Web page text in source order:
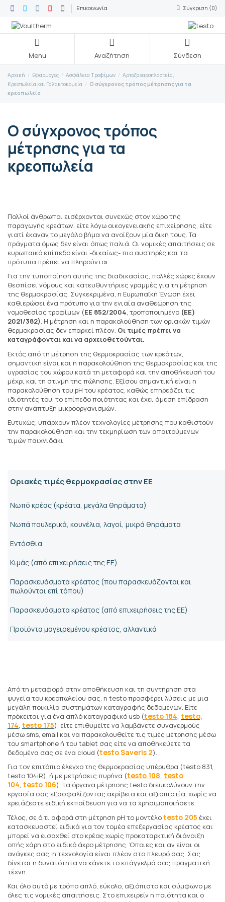
Επικοινωνία Σύγκριση (0)
Menu Αναζήτηση Σύνδεση
Αρχική Εφαρμογές Ασφάλεια Τροφίμων
Αρτοζαχαροπλαστεία,
Κρεοπωλεία και Γαλακτοκομεία
Ο σύγχρονος τρόπος μέτρησης για τα
κρεοπωλεία
Ο σύγχρονος τρόπος
μέτρησης για τα
κρεοπωλεία
Πολλοί άνθρωποι εισέρχονται συνεχώς στον χώρο της
παραγωγής κρεάτων, είτε λόγω οικογενειακής επιχείρησης, είτε
γιατί έκαναν το μεγάλο βήμα να ανοίξουν μία δική τους. Τα
πράγματα όμως δεν είναι όπως παλιά. Οι νομικές απαιτήσεις σε
ευρωπαϊκό επίπεδο είναι -δικαίως- πιο αυστηρές και τα
πρότυπα πρέπει να πληρούνται.
Για την τυποποίηση αυτής της διαδικασίας, πολλές χώρες έχουν
θεσπίσει νόμους και κατευθυντήριες γραμμές για τη μέτρηση
της θερμοκρασίας. Συγκεκριμένα, η Ευρωπαϊκή Ένωση έχει
καθιερώσει ένα πρότυπο για την ενιαία αναθεώρηση της
νομοθεσίας τροφίμων (ΕΕ 852/2004, τροποποιημένο (ΕΕ)
2021/382). Η μέτρηση και η παρακολούθηση των οριακών τιμών
θερμοκρασίας δεν επαρκεί πλέον. Οι τιμές πρέπει να
καταγράφονται και να αρχειοθετούνται.
Εκτός από τη μέτρηση της θερμοκρασίας των κρεάτων,
σημαντική είναι και η παρακολούθηση της θερμοκρασίας και της
υγρασίας του χώρου κατά τη μεταφορά και την αποθήκευσή του
μέχρι και τη στιγμή της πώλησης. Εξίσου σημαντική είναι η
παρακολούθηση του pH του κρέατος, καθώς επηρεάζει τις
ιδιότητές του, το επίπεδο ποιότητας και έχει άμεση επίδραση
στην ανάπτυξη μικροοργανισμών.
Ευτυχώς, υπάρχουν πλέον τεχνολογίες μέτρησης που καθιστούν
την παρακολούθηση και την τεκμηρίωση των απαιτούμενων
τιμών παιχνιδάκι.
Οριακές τιμές θερμοκρασίας στην ΕΕ
Νωπό κρέας (κρέατα, μεγάλα θηράματα)
Νωπά πουλερικά, κουνέλια, λαγοί, μικρά θηράματα
Εντόσθια
Κιμάς (από επιχειρήσεις της ΕΕ)
Παρασκευάσματα κρέατος (που παρασκευάζονται και
πωλούνται επί τόπου)
Παρασκευάσματα κρέατος (από επιχειρήσεις της ΕΕ)
Προϊόντα μαγειρεμένου κρέατος, αλλαντικά
Από τη μεταφορά στην αποθήκευση και τη συντήρηση στα
ψυγεία του κρεοπωλείου σας, η testo προσφέρει λύσεις με μια
μεγάλη ποικιλία συστημάτων καταγραφής δεδομένων. Είτε
πρόκειται για ένα απλό καταγραφικό usb (testo 184, testo,
174, testo 175), είτε επιθυμείτε να λαμβάνετε συναγερμούς
μέσω sms, email και να παρακολουθείτε τις τιμές μέτρησης μέσω
του smartphone ή του tablet σας είτε να αποθηκεύετε τα
δεδομένα σας σε ένα cloud (testo Saveris 2).
Για τον επιτόπιο έλεγχο της θερμοκρασίας υπέρυθρα (testo 831,
testo 104iR), ή με μετρήσεις πυρήνα (testo 108, testo
104, testo 106), τα όργανα μέτρησης testo διευκολύνουν την
εργασία σας εξασφαλίζοντας ακρίβεια και αξιοπιστία, χωρίς να
χρειάζεστε ειδική εκπαίδευση για να τα χρησιμοποιήσετε.
Τέλος, σε ό,τι αφορά στη μέτρηση pH το μοντέλοtesto 205 έχει
κατασκευαστεί ειδικά για τον τομέα επεξεργασίας κρέατος και
μπορεί να εισαχθεί στο κρέας χωρίς προκαταρκτική διάνοιξη
οπής χάρη στο ειδικό άκρο μέτρησης. Όποιες και αν είναι οι
ανάγκες σας, η τεχνολογία είναι πλέον στο πλευρό σας. Σας
δίνεται η δυνατότητα να κάνετε το επάγγελμά σας πραγματική
τέχνη.
Και όλο αυτό με τρόπο απλό, εύκολο, αξιόπιστο και σύμφωνο με
όλες τις νομικές απαιτήσεις. Στο επιχειρείν η ποιότητα και ο